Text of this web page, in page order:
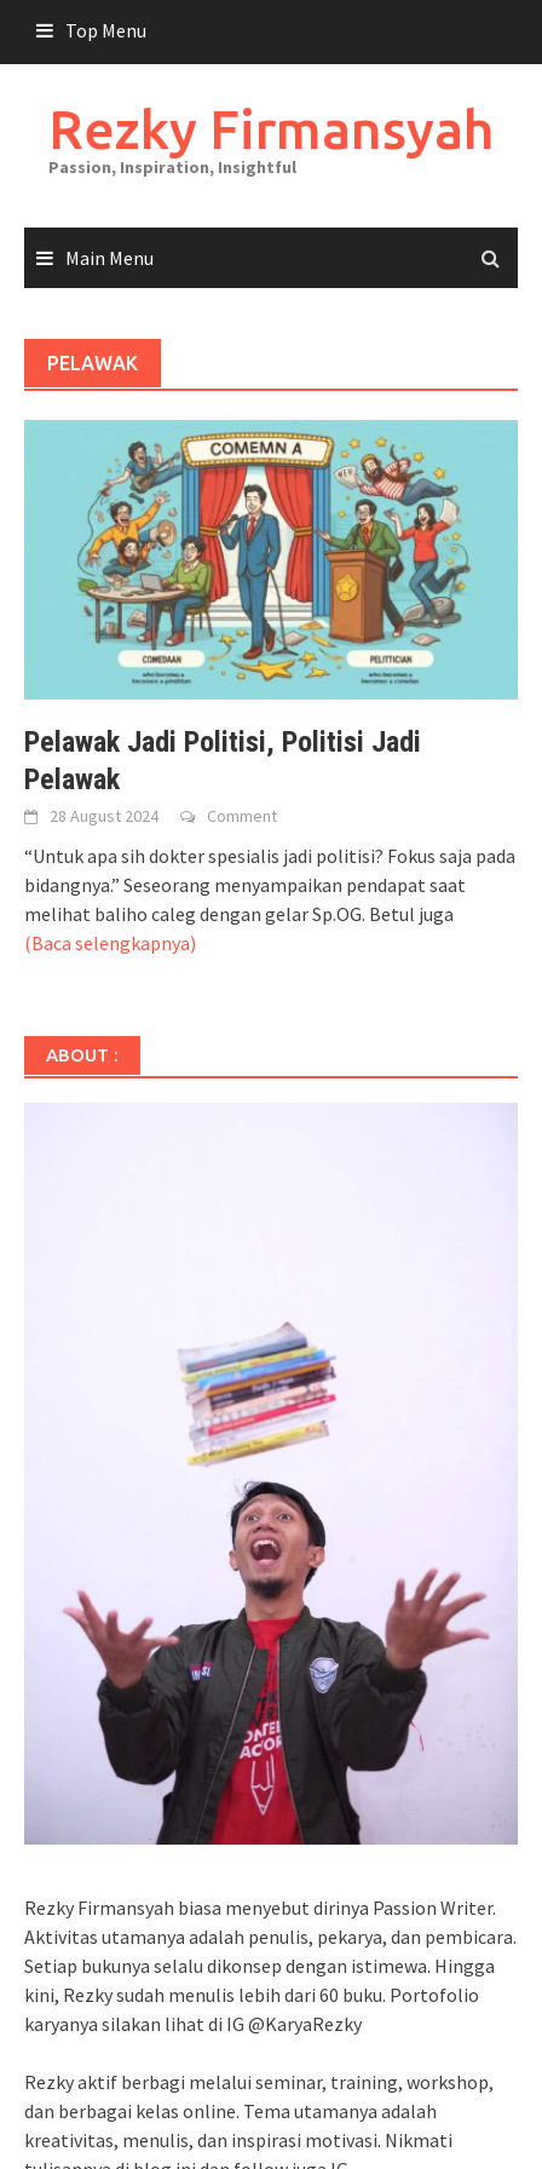
content
Top Menu
Rezky Firmansyah
Passion, Inspiration, Insightful
Main Menu
PELAWAK
Pelawak Jadi Politisi, Politisi Jadi
Pelawak
28 August 2024 Comment
“Untuk apa sih dokter spesialis jadi politisi? Fokus saja pada
bidangnya.” Seseorang menyampaikan pendapat saat
melihat baliho caleg dengan gelar Sp.OG. Betul juga
(Baca selengkapnya)
ABOUT :
Rezky Firmansyah biasa menyebut dirinya Passion Writer.
Aktivitas utamanya adalah penulis, pekarya, dan pembicara.
Setiap bukunya selalu dikonsep dengan istimewa. Hingga
kini, Rezky sudah menulis lebih dari 60 buku. Portofolio
karyanya silakan lihat di IG @KaryaRezky
Rezky aktif berbagi melalui seminar, training, workshop,
dan berbagai kelas online. Tema utamanya adalah
kreativitas, menulis, dan inspirasi motivasi. Nikmati